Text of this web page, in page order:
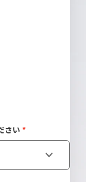
さい